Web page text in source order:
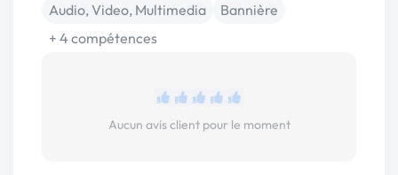
Audio, Video, Multimedia
Bannière
+ 4 compétences
Aucun avis client pour le moment